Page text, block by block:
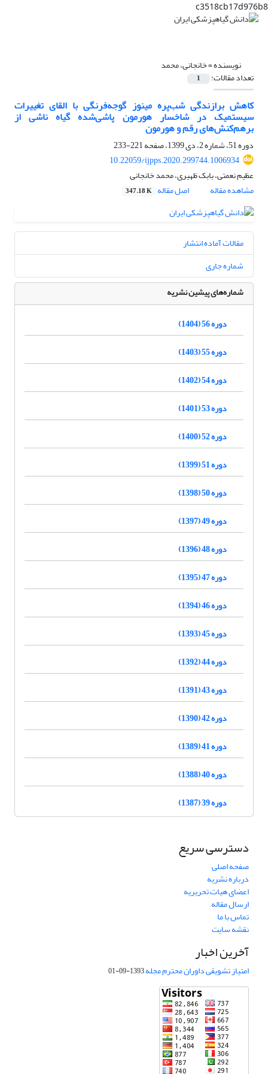
c3518cb17d976b8
نویسنده =خانجانی، محمد
تعداد مقالات: 1
کاهش برازندگی شب‌پره مینوز گوجه‌فرنگی با القای تغییرات
سیستمیک در شاخسار هورمون پاشی‌شده گیاه ناشی از
برهم‌کنش‌های رقم و هورمون
دوره 51، شماره 2، دی 1399، صفحه
221-233
10.22059/ijpps.2020.299744.1006934
عظیم نعمتی، بابک ظهیری، محمد خانجانی
مشاهده مقاله
اصل مقاله 347.18 K
مقالات آماده انتشار
شماره جاری
شماره‌های پیشین نشریه
دوره 56 (1404)
دوره 55 (1403)
دوره 54 (1402)
دوره 53 (1401)
دوره 52 (1400)
دوره 51 (1399)
دوره 50 (1398)
دوره 49 (1397)
دوره 48 (1396)
دوره 47 (1395)
دوره 46 (1394)
دوره 45 (1393)
دوره 44 (1392)
دوره 43 (1391)
دوره 42 (1390)
دوره 41 (1389)
دوره 40 (1388)
دوره 39 (1387)
دسترسی سریع
صفحه اصلی
درباره نشریه
اعضای هیات تحریریه
ارسال مقاله
تماس با ما
نقشه سایت
آخرین اخبار
امتیاز تشویقی داوران محترم مجله1393-09-01